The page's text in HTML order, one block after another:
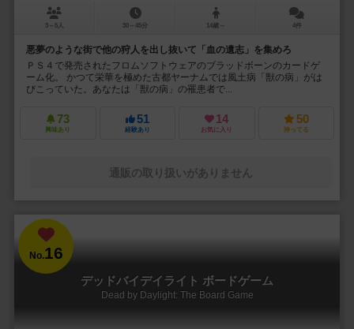
3～5人 30～45分 14歳～ 4件
悪夢のような街で他の狩人を出し抜いて「血の遺志」を集めろ
ＰＳ４で発売されたフロムソフトウェアのブラッドボーンのカードゲ
ーム化。 かつて栄華を極めた古都ヤーナムでは風土病「獣の病」がは
びこっていた。あなたは「獣の病」の罹患者で...
73
興味あり
51
経験あり
14
お気に入り
50
持ってる
通販の取り扱いがありません
No.16
デッドバイデイライト ボードゲーム
Dead by Daylight: The Board Game